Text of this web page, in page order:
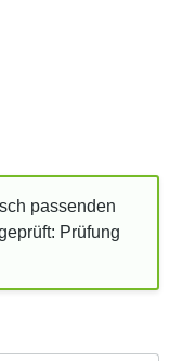
passenden
Prüfung